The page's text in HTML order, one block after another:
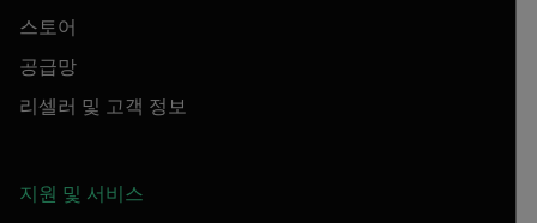
스토어
공급망
리셀러 및 고객 정보
지원 및 서비스